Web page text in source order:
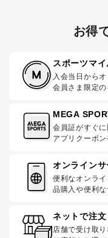
お得
スポーツマ
入会当日から
会員さま限定の
MEGA
会員証がすぐに
アプリクーポ
オンライン
便利なオンラ
品購入や便利な
ネットで注
店舗で受け取